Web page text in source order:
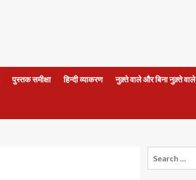
पुस्तक समीक्षा हिन्दी व्याकरण नुक़्ते वाले और बिना नुक़्ते वाले